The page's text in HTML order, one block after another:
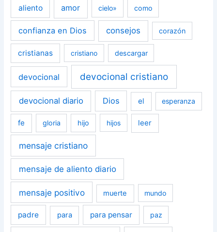
aliento amor cielo» como
confianza en Dios consejos corazón
cristianas cristiano descargar
devocional devocional cristiano
devocional diario Dios el esperanza
fe gloria hijo hijos leer
mensaje cristiano
mensaje de aliento diario
mensaje positivo muerte mundo
padre para para pensar paz